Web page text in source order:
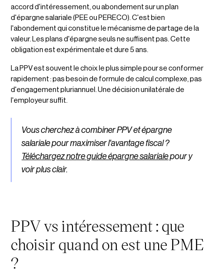
accord d'intéressement, ou abondement sur un plan
d'épargne salariale (PEE ou PERECO). C'est bien
l'abondement qui constitue le mécanisme de partage de la
valeur. Les plans d'épargne seuls ne suffisent pas. Cette
obligation est expérimentale et dure 5 ans.
La PPV est souvent le choix le plus simple pour se conformer
rapidement : pas besoin de formule de calcul complexe, pas
d'engagement pluriannuel. Une décision unilatérale de
l'employeur suffit.
Vous cherchez à combiner PPV et épargne
salariale pour maximiser l'avantage fiscal ?
Téléchargez notre guide épargne salarialepour y
voir plus clair.
PPV vs intéressement : que
choisir quand on est une PME
?